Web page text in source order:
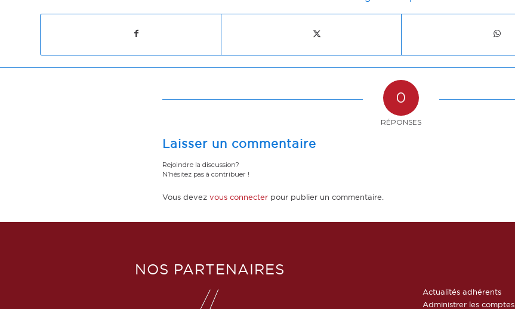
0
RÉPONSES
Laisser un commentaire
Rejoindre la discussion?
N’hésitez pas à contribuer !
Vous devez vous connecter pour publier un commentaire.
NOS PARTENAIRES
Actualités adhérents
Administrer les comptes